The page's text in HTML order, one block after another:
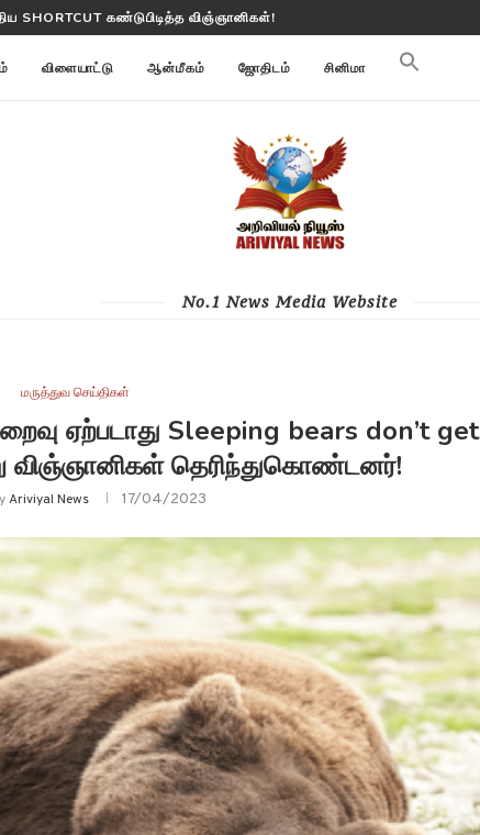
பூமி மாற்றங்களை கண்காணிக்கிறது
விளையாட்டு ஆன்மீகம் ஜோதிடம் சினிமா
No.1 News Media Website
மருத்துவ செய்திகள்
ஏற்படாது Sleeping bears don’t get
விஞ்ஞானிகள் தெரிந்துகொண்டனர்!
Ariviyal News 17/04/2023